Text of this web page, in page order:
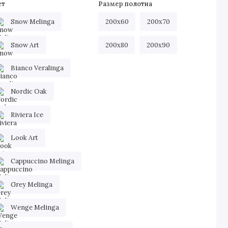
Snow Melinga
Snow Art
Bianco Veralinga
Nordic Oak
Riviera Ice
Look Art
Cappuccino Melinga
Grey Melinga
Wenge Melinga
Размер полотна
200х60 200х70
200х80 200х90